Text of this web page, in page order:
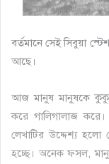
বর্তমানে সেই সিবুয়া
আছে।
আজ মানুষ মানুষকে
করে গালিগালাজ
লেখাটির উদ্দেশ্য হলো
হচ্ছে। অনেক ফসল,